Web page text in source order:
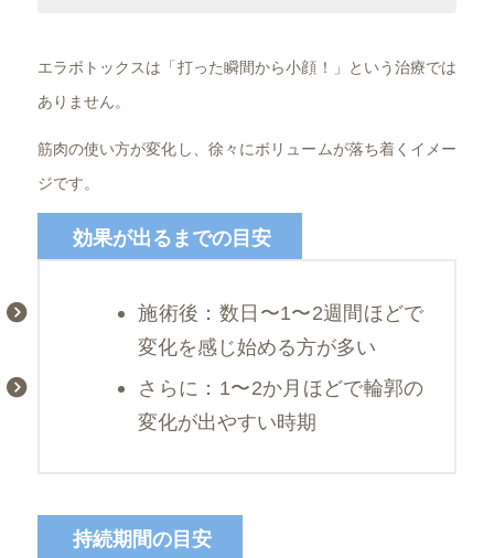
エラボトックスは「打った瞬間から小顔！」という治療では
ありません。
筋肉の使い方が変化し、徐々にボリュームが落ち着くイメー
ジです。
効果が出るまでの目安
施術後：数日〜1〜2週間ほどで
変化を感じ始める方が多い
さらに：1〜2か月ほどで輪郭の
変化が出やすい時期
持続期間の目安